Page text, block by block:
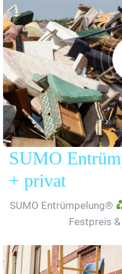
SUMO
+ privat
SUMO Entrümpelung®
Festpreis